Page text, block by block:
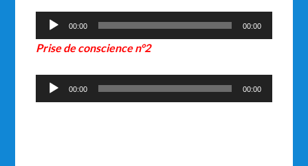
Lecteur
audio
00:00 00:00
Prise de conscience n°2
Lecteur
audio
00:00 00:00